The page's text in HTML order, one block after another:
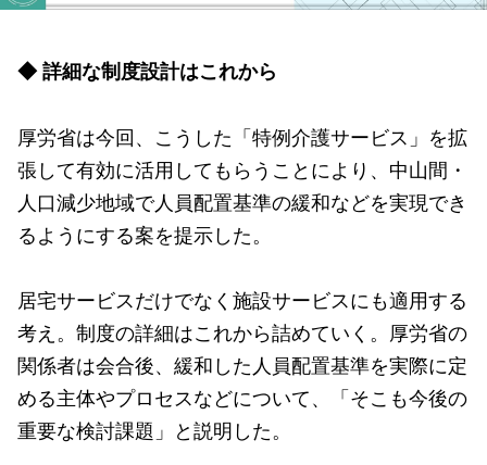
◆ 詳細な制度設計はこれから
厚労省は今回、こうした「特例介護サービス」を拡
張して有効に活用してもらうことにより、中山間・
人口減少地域で人員配置基準の緩和などを実現でき
るようにする案を提示した。
居宅サービスだけでなく施設サービスにも適用する
考え。制度の詳細はこれから詰めていく。厚労省の
関係者は会合後、緩和した人員配置基準を実際に定
める主体やプロセスなどについて、「そこも今後の
重要な検討課題」と説明した。